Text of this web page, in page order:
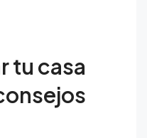
tu casa